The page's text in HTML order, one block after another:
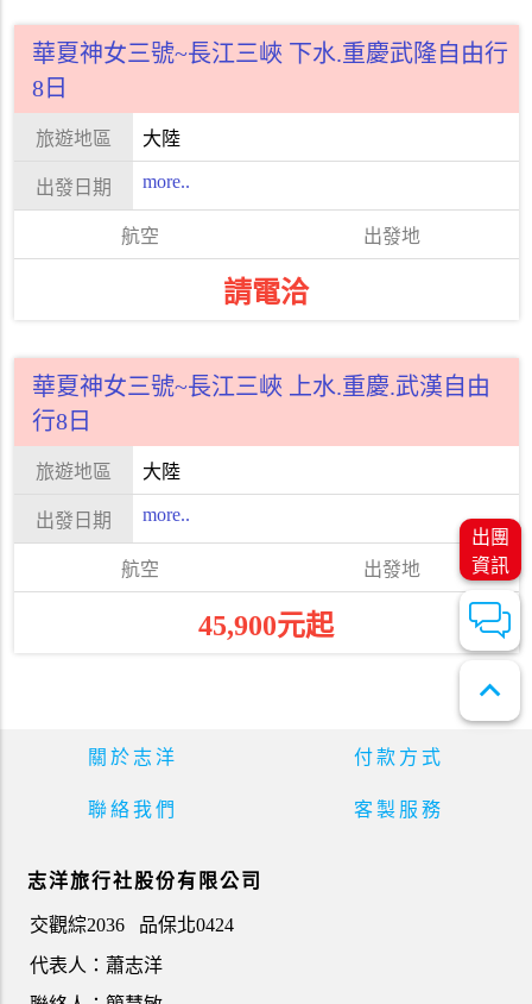
出團
資訊
expand_less
華夏神女三號~長江三峽 下水.重慶武隆自由行
8日
大陸
more..
請電洽
華夏神女三號~長江三峽 上水.重慶.武漢自由
行8日
大陸
more..
45,900元起
關於志洋 付款方式
聯絡我們 客製服務
志洋旅行社股份有限公司
交觀綜2036
品保北0424
代表人：蕭志洋